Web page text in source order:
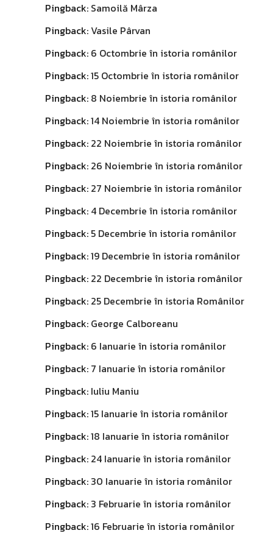
Pingback: Samoilă Mârza
Pingback:Vasile Pârvan
Pingback: 6 Octombrie în istoria românilor
Pingback:15 Octombrie în istoria românilor
Pingback: 8 Noiembrie în istoria românilor
Pingback:14 Noiembrie în istoria românilor
Pingback: 22 Noiembrie în istoria românilor
Pingback: 26 Noiembrie în istoria românilor
Pingback: 27 Noiembrie în istoria românilor
Pingback: 4 Decembrie în istoria românilor
Pingback: 5 Decembrie în istoria românilor
Pingback:19 Decembrie în istoria românilor
Pingback: 22 Decembrie în istoria românilor
Pingback: 25 Decembrie în istoria Românilor
Pingback: George Calboreanu
Pingback: 6 Ianuarie în istoria românilor
Pingback: 7 Ianuarie în istoria românilor
Pingback: Iuliu Maniu
Pingback:15 Ianuarie în istoria românilor
Pingback:18 Ianuarie în istoria românilor
Pingback: 24 Ianuarie în istoria românilor
Pingback: 30 Ianuarie în istoria românilor
Pingback: 3 Februarie în istoria românilor
Pingback:16 Februarie în istoria românilor